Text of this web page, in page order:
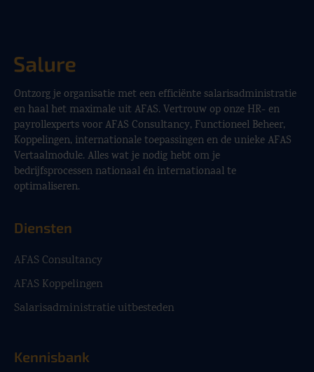
Ontzorg je organisatie met een efficiënte salarisadministratie
en haal het maximale uit AFAS. Vertrouw op onze HR- en
payrollexperts voor AFAS Consultancy, Functioneel Beheer,
Koppelingen, internationale toepassingen en de unieke AFAS
Vertaalmodule. Alles wat je nodig hebt om je
bedrijfsprocessen nationaal én internationaal te
optimaliseren.
Diensten
AFAS Consultancy
AFAS Koppelingen
Salarisadministratie uitbesteden
Kennisbank